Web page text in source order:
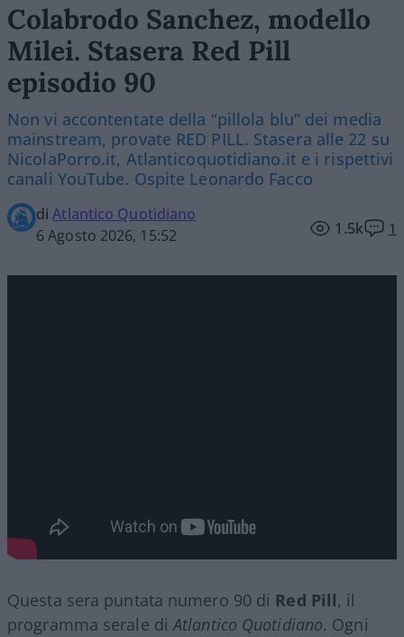
Colabrodo Sanchez, modello
Milei. Stasera Red Pill
episodio 90
Non vi accontentate della “pillola blu” dei media
mainstream, provate RED PILL. Stasera alle 22 su
NicolaPorro.it, Atlanticoquotidiano.it e i rispettivi
canali YouTube. Ospite Leonardo Facco
diAtlantico Quotidiano
6 Agosto 2026, 15:52
1.5k 1
Questa sera puntata numero 90 di Red Pill, il
programma serale diAtlantico Quotidiano. Ogni